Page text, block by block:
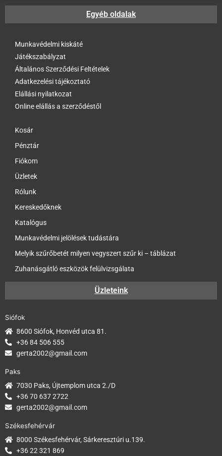
Egyéb oldalak
Munkavédelmi kiskáté
Játékszabályzat
Általános Szerződési Feltételek
Adatkezelési tájékoztató
Elállási nyilatkozat
Online elállás a szerződéstől
Kosár
Pénztár
Fiókom
Üzletek
Rólunk
Kereskedőknek
Katalógus
Munkavédelmi jelölések tudástára
Melyik szűrőbetét milyen vegyszert szűr ki – táblázat
Zuhanásgátló eszközök felülvizsgálata
Üzleteink
Siófok
8600 Siófok, Honvéd utca 81.
+36 84 506 555
gerta2002@gmail.com
Paks
7030 Paks, Újtemplom utca 2./D
+36 70 637 2722
gerta2002@gmail.com
Székesfehérvár
8000 Székesfehérvár, Sárkeresztúri u.139.
+36 22 321 869